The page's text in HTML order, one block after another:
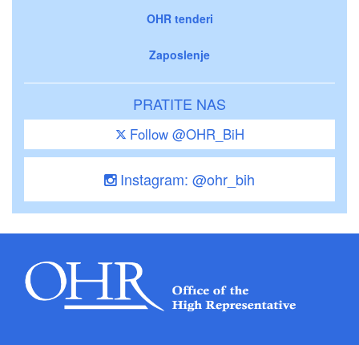
OHR tenderi
Zaposlenje
PRATITE NAS
Follow @OHR_BiH
Instagram: @ohr_bih